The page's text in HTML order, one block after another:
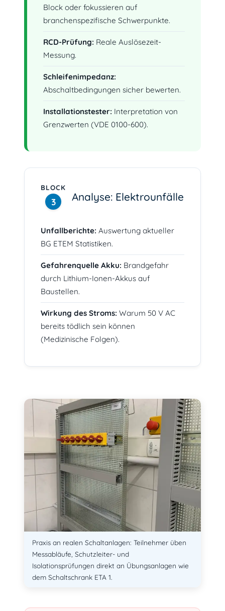
Block oder fokussieren auf
branchenspezifische Schwerpunkte.
RCD-Prüfung: Reale Auslösezeit-
Messung.
Schleifenimpedanz:
Abschaltbedingungen sicher bewerten.
Installationstester: Interpretation von
Grenzwerten (VDE 0100-600).
BLOCK
3 Analyse: Elektrounfälle
Unfallberichte: Auswertung aktueller
BG ETEM Statistiken.
Gefahrenquelle Akku: Brandgefahr
durch Lithium-Ionen-Akkus auf
Baustellen.
Wirkung des Stroms: Warum 50 V AC
bereits tödlich sein können
(Medizinische Folgen).
Praxis an realen Schaltanlagen: Teilnehmer üben
Messabläufe, Schutzleiter- und
Isolationsprüfungen direkt an Übungsanlagen wie
dem Schaltschrank ETA 1.